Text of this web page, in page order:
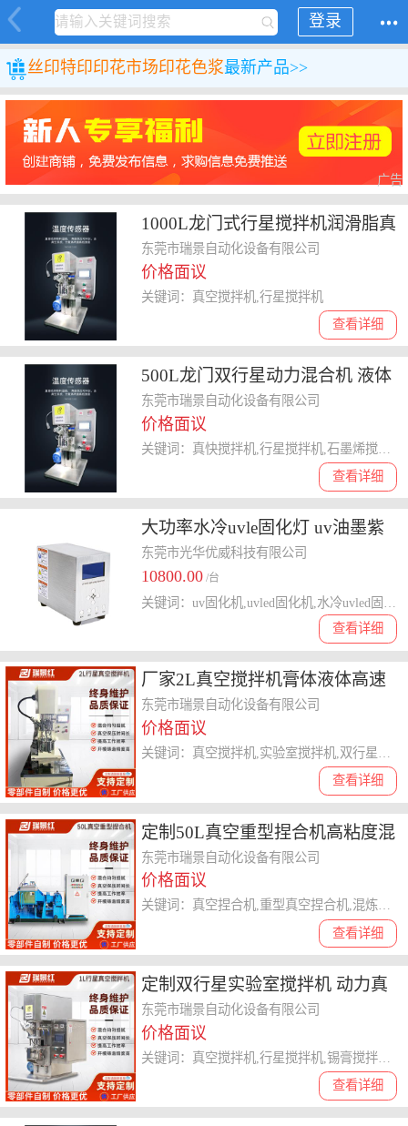
登录
丝印特印印花市场印花色浆最新产品>>
广告
1000L龙门式行星搅拌机润滑脂真
空分散混合搅拌机
东莞市瑞景自动化设备有限公司
价格面议
查看详细
关键词：真空搅拌机,行星搅拌机
500L龙门双行星动力混合机 液体
硅胶搅拌机 石墨烯强力搅拌机
东莞市瑞景自动化设备有限公司
价格面议
查看详细
大功率水冷uvle固化灯 uv油墨紫
外线uvled固化机 流水线光固化
东莞市光华优威科技有限公司
10800.00 /台
查看详细
厂家2L真空搅拌机膏体液体高速
搅拌机双行星搅拌机实验室
东莞市瑞景自动化设备有限公司
价格面议
查看详细
关键词：真空搅拌机,实验室搅拌机,双行星搅拌机,膏体搅拌机,液体搅拌机
定制50L真空重型捏合机高粘度混
炼胶捏合机出料机橡胶密封胶
东莞市瑞景自动化设备有限公司
价格面议
查看详细
关键词：真空捏合机,重型真空捏合机,混炼胶捏合机,高粘度捏合机,密封胶捏合机
定制双行星实验室搅拌机 动力真
空混合机1L锡膏锂电池脱泡混合
机
东莞市瑞景自动化设备有限公司
价格面议
查看详细